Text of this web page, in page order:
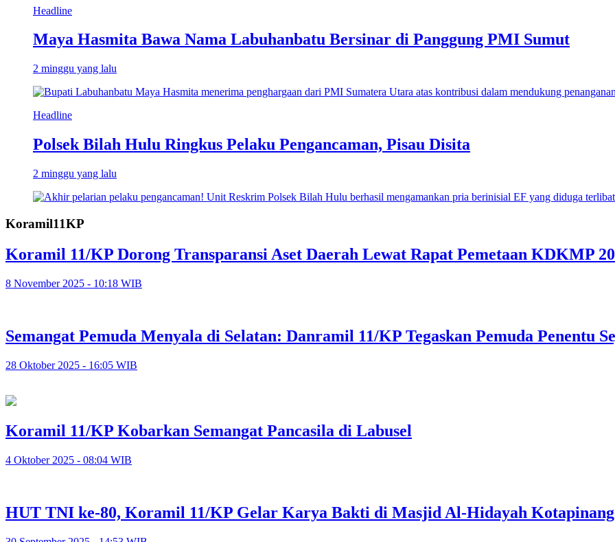
Headline
Maya Hasmita Bawa Nama Labuhanbatu Bersinar di Panggung PMI Sumut
2 minggu yang lalu
Headline
Polsek Bilah Hulu Ringkus Pelaku Pengancaman, Pisau Disita
2 minggu yang lalu
Koramil11KP
Koramil 11/KP Dorong Transparansi Aset Daerah Lewat Rapat Pemetaan KDKMP
8 November 2025 - 10:18 WIB
Semangat Pemuda Menyala di Selatan: Danramil 11/KP Tegaskan Pemuda Penentu
28 Oktober 2025 - 16:05 WIB
Koramil 11/KP Kobarkan Semangat Pancasila di Labusel
4 Oktober 2025 - 08:04 WIB
HUT TNI ke-80, Koramil 11/KP Gelar Karya Bakti di Masjid Al-Hidayah Kotapinang